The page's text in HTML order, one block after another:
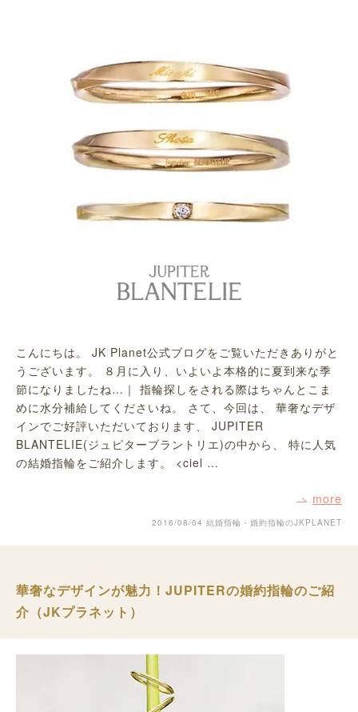
こんにちは。 JK Planet公式ブログをご覧いただきありがと
うございます。 ８月に入り、いよいよ本格的に夏到来な季
節になりましたね…｜ 指輪探しをされる際はちゃんとこま
めに水分補給してくださいね。 さて、今回は、 華奢なデザ
インでご好評いただいております、 JUPITER
BLANTELIE(ジュピターブラントリエ)の中から、 特に人気
の結婚指輪をご紹介します。 <ciel …
more
2016/08/04 結婚指輪・婚約指輪のJKPLANET
華奢なデザインが魅力！JUPITERの婚約指輪のご紹
介（JKプラネット）